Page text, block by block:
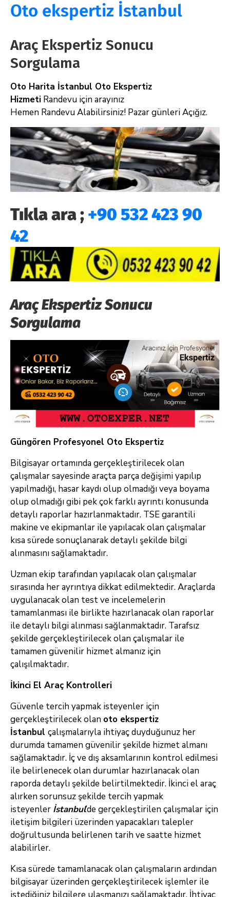
Oto ekspertiz İstanbul
Araç Ekspertiz Sonucu
Sorgulama
Oto Harita İstanbul Oto Ekspertiz
Hizmeti Randevu için arayınız
Hemen Randevu Alabilirsiniz! Pazar günleri Açığız.
Tıkla ara ; +90 532 423 90
42
Araç Ekspertiz Sonucu
Sorgulama
Güngören Profesyonel Oto Ekspertiz
Bilgisayar ortamında gerçekleştirilecek olan
çalışmalar sayesinde araçta parça değişimi yapılıp
yapılmadığı, hasar kaydı olup olmadığı veya boyama
olup olmadığı gibi pek çok farklı ayrıntı konusunda
detaylı raporlar hazırlanmaktadır. TSE garantili
makine ve ekipmanlar ile yapılacak olan çalışmalar
kısa sürede sonuçlanarak detaylı şekilde bilgi
alınmasını sağlamaktadır.
Uzman ekip tarafından yapılacak olan çalışmalar
sırasında her ayrıntıya dikkat edilmektedir. Araçlarda
uygulanacak olan test ve incelemelerin
tamamlanması ile birlikte hazırlanacak olan raporlar
ile detaylı bilgi alınması sağlanmaktadır. Tarafsız
şekilde gerçekleştirilecek olan çalışmalar ile
tamamen güvenilir hizmet almanız için
çalışılmaktadır.
İkinci El Araç Kontrolleri
Güvenle tercih yapmak isteyenler için
gerçekleştirilecek olan oto ekspertiz
İstanbul çalışmalarıyla ihtiyaç duyduğunuz her
durumda tamamen güvenilir şekilde hizmet almanı
sağlamaktadır. İç ve dış aksamlarının kontrol edilmesi
ile belirlenecek olan durumlar hazırlanacak olan
raporda detaylı şekilde belirtilmektedir. İkinci el araç
alırken sorunsuz şekilde tercih yapmak
isteyenler İstanbul’de gerçekleştirilen çalışmalar için
iletişim bilgileri üzerinden yapacakları talepler
doğrultusunda belirlenen tarih ve saatte hizmet
alabilirler.
Kısa sürede tamamlanacak olan çalışmaların ardından
bilgisayar üzerinden gerçekleştirilecek işlemler ile
istediğiniz bilgilere ulaşmanızı sağlamaktadır. İhtiyaç